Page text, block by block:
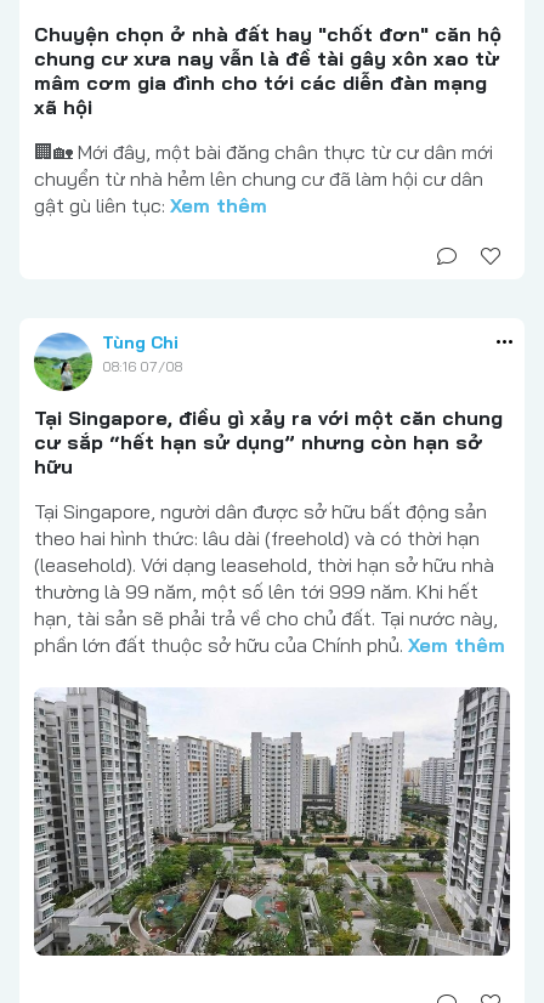
Chuyện chọn ở nhà đất hay "chốt đơn" căn hộ
chung cư xưa nay vẫn là đề tài gây xôn xao từ
mâm cơm gia đình cho tới các diễn đàn mạng
xã hội
🏢🏡 Mới đây, một bài đăng chân thực từ cư dân mới
chuyển từ nhà hẻm lên chung cư đã làm hội cư dân
gật gù liên tục: Xem thêm
Tùng Chi
08:16 07/08
Tại Singapore, điều gì xảy ra với một căn chung
cư sắp “hết hạn sử dụng” nhưng còn hạn sở
hữu
Tại Singapore, người dân được sở hữu bất động sản
theo hai hình thức: lâu dài (freehold) và có thời hạn
(leasehold). Với dạng leasehold, thời hạn sở hữu nhà
thường là 99 năm, một số lên tới 999 năm. Khi hết
hạn, tài sản sẽ phải trả về cho chủ đất. Tại nước này,
phần lớn đất thuộc sở hữu của Chính phủ. Xem thêm